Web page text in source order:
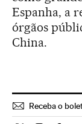
Espanha, a
órgãos
China.
Receba o